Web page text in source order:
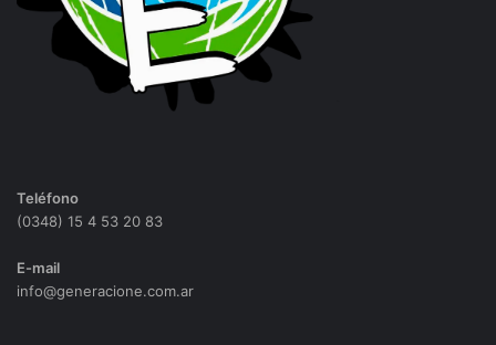
Teléfono
(0348) 15 4 53 20 83
E-mail
info@generacione.com.ar